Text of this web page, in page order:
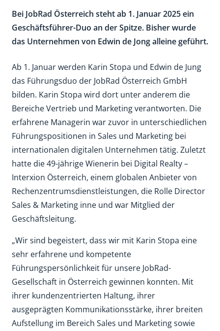
Bei JobRad Österreich steht ab 1. Januar 2025 ein
Geschäftsführer-Duo an der Spitze. Bisher wurde
das Unternehmen von Edwin de Jong alleine geführt.
Ab 1. Januar werden Karin Stopa und Edwin de Jung
das Führungsduo der JobRad Österreich GmbH
bilden. Karin Stopa wird dort unter anderem die
Bereiche Vertrieb und Marketing verantworten. Die
erfahrene Managerin war zuvor in unterschiedlichen
Führungspositionen in Sales und Marketing bei
internationalen digitalen Unternehmen tätig. Zuletzt
hatte die 49-jährige Wienerin bei Digital Realty –
Interxion Österreich, einem globalen Anbieter von
Rechenzentrumsdienstleistungen, die Rolle Director
Sales & Marketing inne und war Mitglied der
Geschäftsleitung.
„Wir sind begeistert, dass wir mit Karin Stopa eine
sehr erfahrene und kompetente
Führungspersönlichkeit für unsere JobRad-
Gesellschaft in Österreich gewinnen konnten. Mit
ihrer kundenzentrierten Haltung, ihrer
ausgeprägten Kommunikationsstärke, ihrer breiten
Aufstellung im Bereich Sales und Marketing sowie